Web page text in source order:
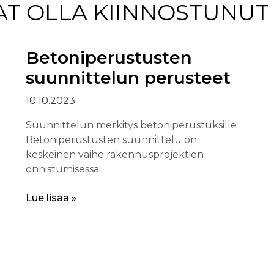
OLLA KIINNOSTUNUT
Betoniperustusten
suunnittelun perusteet
10.10.2023
Suunnittelun merkitys betoniperustuksille
Betoniperustusten suunnittelu on
keskeinen vaihe rakennusprojektien
onnistumisessa.
Lue lisää »